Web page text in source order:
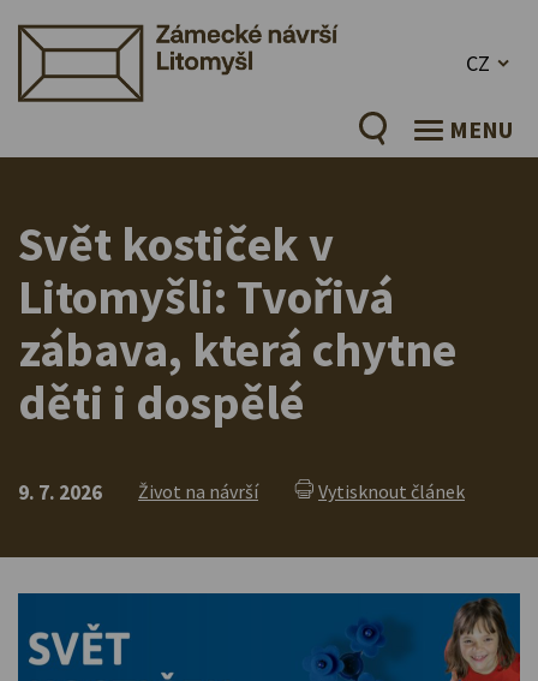
CZ
MENU
Svět kostiček v
Litomyšli: Tvořivá
zábava, která chytne
děti i dospělé
9. 7. 2026 Život na návrší Vytisknout článek